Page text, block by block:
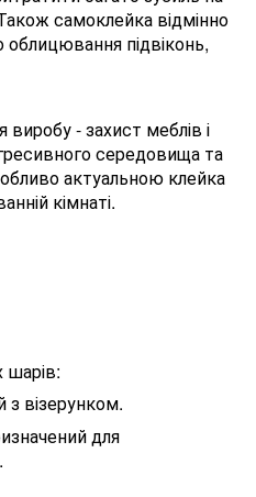
самоклейка відмінно
облицювання підвіконь,
виробу - захист меблів і
середовища та
актуальною клейка
кімнаті.
шарів:
з візерунком.
для